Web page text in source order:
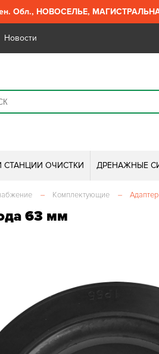
Обл., НОВОСЕЛЬЕ,
Новости
СТАНЦИИ ОЧИСТКИ ДРЕНАЖНЫЕ
– Комплектующие –
63 мм